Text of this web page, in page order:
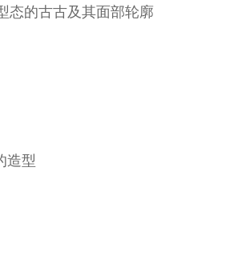
态的古古及其面部轮廓
造型